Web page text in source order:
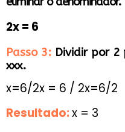
2x = 6
Passo 3: Dividir por 2
xxx.
x=6/2x = 6 / 2x=6/2
Resultado:x = 3